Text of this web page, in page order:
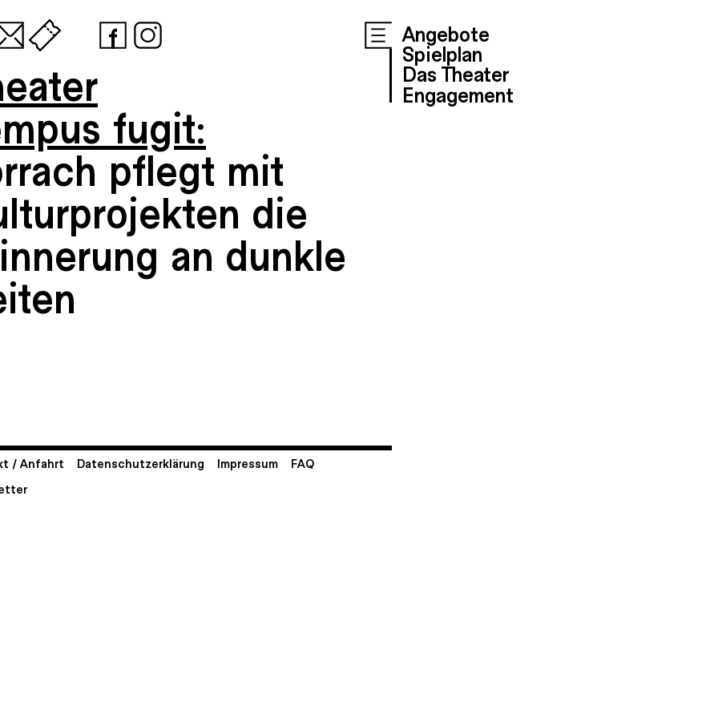
Angebote
Spielplan
Das Theater
Engagement
fugit:
pflegt mit
die
an dunkle
/ Anfahrt Datenschutzerklärung Impressum
FAQ